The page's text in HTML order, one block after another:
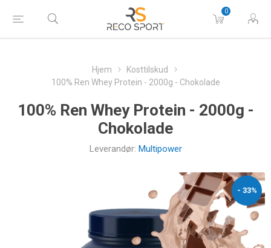
0
Hjem
Kosttilskud
100% Ren Whey Protein - 2000g - Chokolade
100% Ren Whey Protein - 2000g -
Chokolade
Leverandør: Multipower
- 33%